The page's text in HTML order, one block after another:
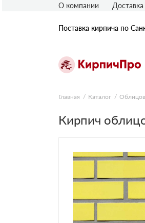
Поставка кирпича по
Перейти в
Строительный
блок
Фасадная
Печной кирпич
Кладочные
О компании
Главная Каталог
Кирпич